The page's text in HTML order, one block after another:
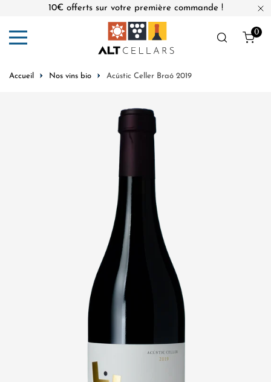
10€ offerts sur votre première commande !
0
Accueil Nos vins bio Acústic Celler Braó 2019